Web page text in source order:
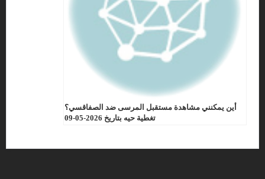
أين يمكنني مشاهدة مستقبل المرسى ضد الصفاقسي؟
تغطية حيه بتاريخ 2026-05-09